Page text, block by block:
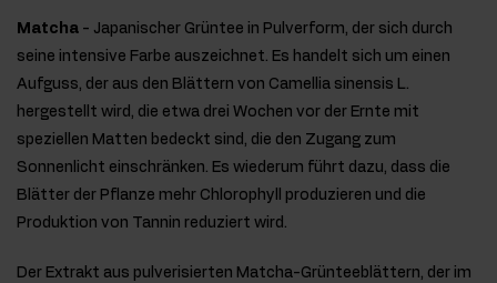
Matcha - Japanischer Grüntee in Pulverform, der sich durch
seine intensive Farbe auszeichnet. Es handelt sich um einen
Aufguss, der aus den Blättern von Camellia sinensis L.
hergestellt wird, die etwa drei Wochen vor der Ernte mit
speziellen Matten bedeckt sind, die den Zugang zum
Sonnenlicht einschränken. Es wiederum führt dazu, dass die
Blätter der Pflanze mehr Chlorophyll produzieren und die
Produktion von Tannin reduziert wird.
Der Extrakt aus pulverisierten Matcha-Grünteeblättern, der im